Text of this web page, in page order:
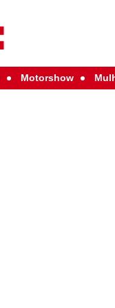
Motorshow